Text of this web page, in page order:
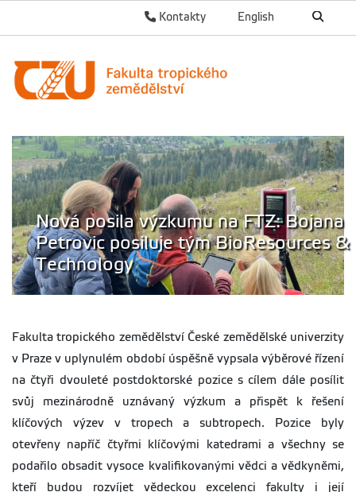
English
Kontakty
Nová posila výzkumu na FTZ: Bojana
Petrovic posiluje tým BioResources &
Technology
Fakulta tropického zemědělství České zemědělské univerzity
v Praze v uplynulém období úspěšně vypsala výběrové řízení
na čtyři dvouleté postdoktorské pozice s cílem dále posílit
svůj mezinárodně uznávaný výzkum a přispět k řešení
klíčových výzev v tropech a subtropech. Pozice byly
otevřeny napříč čtyřmi klíčovými katedrami a všechny se
podařilo obsadit vysoce kvalifikovanými vědci a vědkyněmi,
kteří budou rozvíjet vědeckou excelenci fakulty i její